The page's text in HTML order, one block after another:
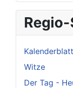
Kalenderblatt
Witze
Der Tag -